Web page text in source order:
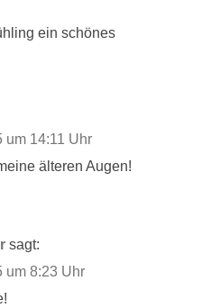
ein schönes
um 14:11 Uhr
älteren Augen!
sagt:
um 8:23 Uhr